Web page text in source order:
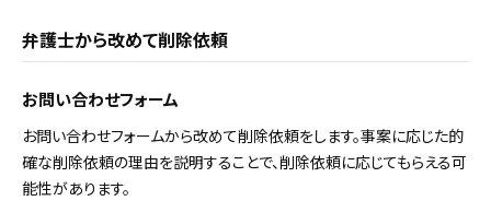
弁護士から改めて削除依頼
お問い合わせフォーム
お問い合わせフォームから改めて削除依頼をします。事案に応じた的
確な削除依頼の理由を説明することで、削除依頼に応じてもらえる可
能性があります。